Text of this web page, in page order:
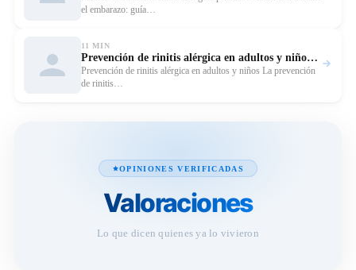
el embarazo: guía…
11 MIN
Prevención de rinitis alérgica en adultos y niños – Guía práctica
Prevención de rinitis alérgica en adultos y niños La prevención
de rinitis…
OPINIONES VERIFICADAS
Valoraciones
Lo que dicen quienes ya lo vivieron